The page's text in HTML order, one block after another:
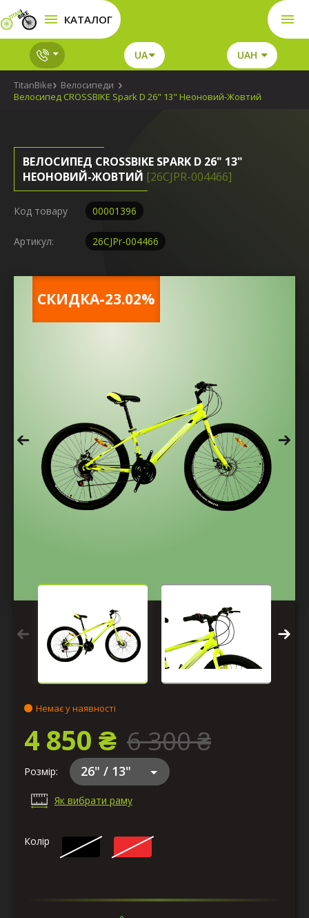
КАТАЛОГ
UA UAH
TitanBike
Велосипеди
Велосипед CROSSBIKE Spark D 26" 13" Неоновий-Жовтий
ВЕЛОСИПЕД CROSSBIKE SPARK D 26" 13"
НЕОНОВИЙ-ЖОВТИЙ [26CJPR-004466]
Код товару 00001396
Артикул: 26CJPr-004466
CКИДКА-23.02%
Немає у наявності
4 850 ₴ 6 300 ₴
Розмір: 26" / 13"
Як вибрати раму
Колір